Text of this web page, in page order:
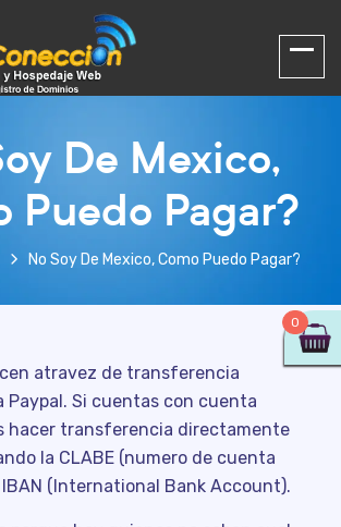
De Mexico,
Puedo Pagar?
No Soy De Mexico, Como Puedo Pagar?
atravez de transferencia
Paypal. Si cuentas con cuenta
hacer transferencia directamente
la CLABE (numero de cuenta
(International Bank Account).
0